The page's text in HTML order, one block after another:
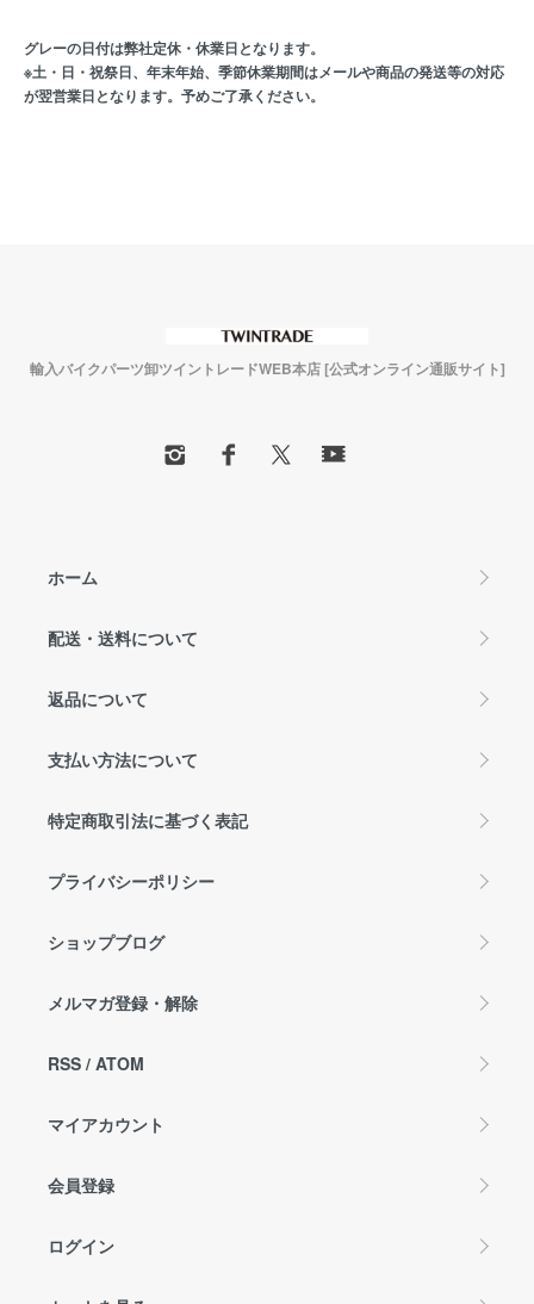
グレーの日付は弊社定休・休業日となります。
※土・日・祝祭日、年末年始、季節休業期間はメールや商品の発送等の対応
が翌営業日となります。予めご了承ください。
輸入バイクパーツ卸ツイントレードWEB本店 [公式オンライン通販サイト]
ホーム
配送・送料について
返品について
支払い方法について
特定商取引法に基づく表記
プライバシーポリシー
ショップブログ
メルマガ登録・解除
RSS / ATOM
マイアカウント
会員登録
ログイン